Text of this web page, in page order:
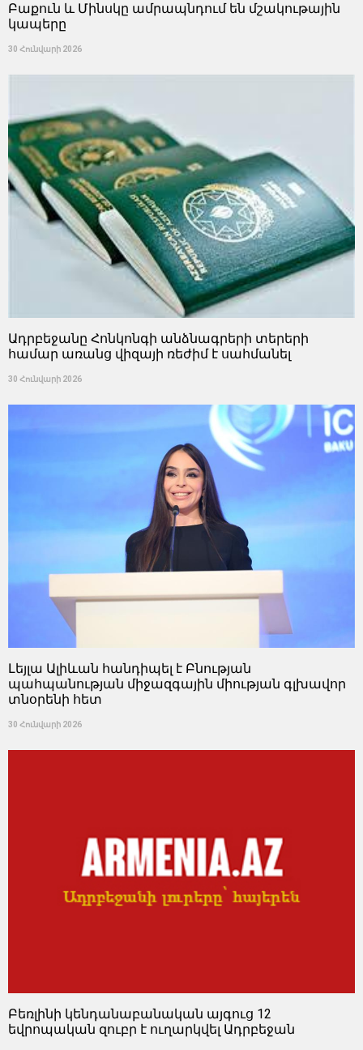
Բաքուն և Մինսկը ամրապնդում են մշակութային
կապերը
30 Հունվարի 2026
Ադրբեջանը Հոնկոնգի անձնագրերի տերերի
համար առանց վիզայի ռեժիմ է սահմանել
30 Հունվարի 2026
Լեյլա Ալիևան հանդիպել է Բնության
պահպանության միջազգային միության գլխավոր
տնօրենի հետ
30 Հունվարի 2026
Բեռլինի կենդանաբանական այգուց 12
եվրոպական զուբր է ուղարկվել Ադրբեջան